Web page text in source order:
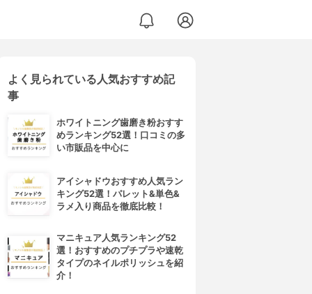
よく見られている人気おすすめ記
事
ホワイトニング歯磨き粉おすす
めランキング52選！口コミの多
い市販品を中心に
アイシャドウおすすめ人気ラン
キング52選！パレット&単色&
ラメ入り商品を徹底比較！
マニキュア人気ランキング52
選！おすすめのプチプラや速乾
タイプのネイルポリッシュを紹
介！